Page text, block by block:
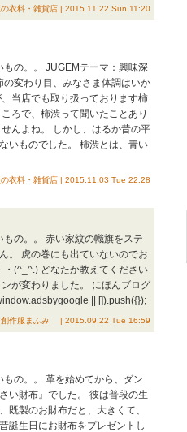
衣料・雑貨店 | 2015.11.22 Sun 11:20
の。。 JUGEMテーマ：興味深
変わり目、みなさま体調はいか
当店でも取り扱っております柿
ろで、柿渋って聞いたことあり
んよね。 しかし、はるか昔の平
いものでした。 柿渋とは、青い
衣料・雑貨店 | 2015.11.03 Tue 22:28
の。。 赤い家紋の幟旗をステ
。 虎の巻にも出ていないのでお
(^_^.) どなたか教えてください
が変わりました。 にほんブログ
|| []).push({});
創作服まふみ | 2015.09.22 Tue 16:59
の。。 革を始めてから、ダン
い財布』でした。 彼は普段の生
既製のお財布だと、大きくて、
誕生日にお財布をプレゼントし